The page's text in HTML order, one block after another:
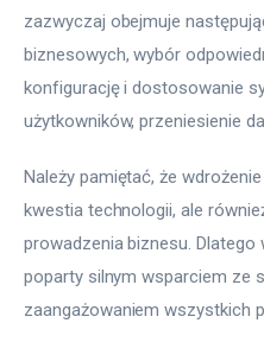
zazwyczaj obejmuje
biznesowych, wybór
konfigurację i dostosowanie
użytkowników, przeniesienie
Należy pamiętać, że
kwestia technologii, ale
prowadzenia biznesu. Dlatego
poparty silnym wsparciem ze
zaangażowaniem wszystkich